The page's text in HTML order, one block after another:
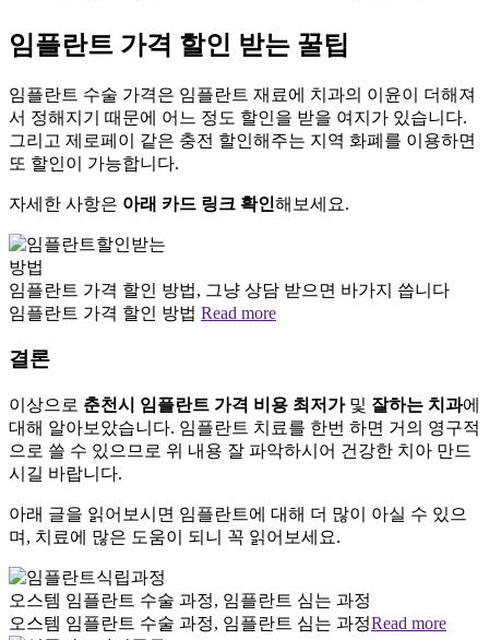
임플란트 가격 할인 받는 꿀팁
임플란트 수술 가격은 임플란트 재료에 치과의 이윤이 더해져
서 정해지기 때문에 어느 정도 할인을 받을 여지가 있습니다.
그리고 제로페이 같은 충전 할인해주는 지역 화폐를 이용하면
또 할인이 가능합니다.
자세한 사항은 아래 카드 링크 확인해보세요.
임플란트 가격 할인 방법, 그냥 상담 받으면 바가지 씁니다
임플란트 가격 할인 방법 Read more
결론
이상으로 춘천시 임플란트 가격 비용 최저가및 잘하는 치과에
대해 알아보았습니다. 임플란트 치료를 한번 하면 거의 영구적
으로 쓸 수 있으므로 위 내용 잘 파악하시어 건강한 치아 만드
시길 바랍니다.
아래 글을 읽어보시면 임플란트에 대해 더 많이 아실 수 있으
며, 치료에 많은 도움이 되니 꼭 읽어보세요.
오스템 임플란트 수술 과정, 임플란트 심는 과정
오스템 임플란트 수술 과정, 임플란트 심는 과정Read more